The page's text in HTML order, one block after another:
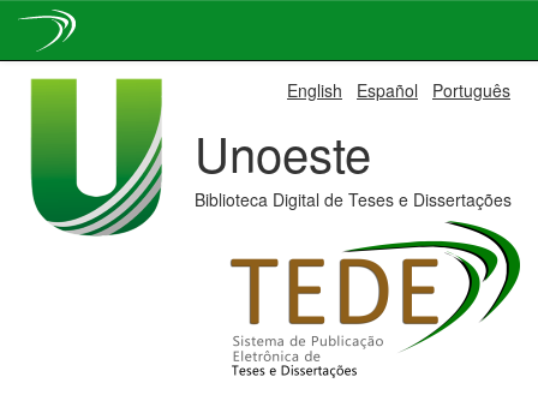
English Español Português
Unoeste
Biblioteca Digital de Teses e Dissertações